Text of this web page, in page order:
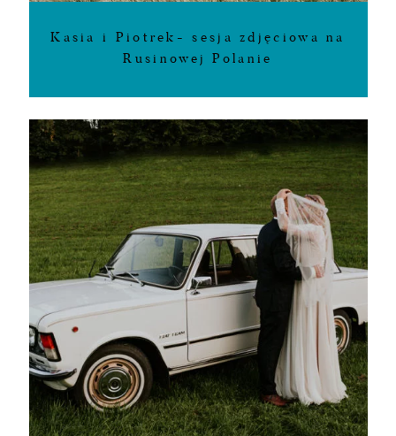
Kasia i Piotrek- sesja zdjęciowa na
Rusinowej Polanie